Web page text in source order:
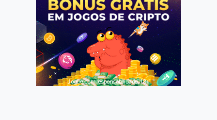
Jogue com responsabilidade. 18+